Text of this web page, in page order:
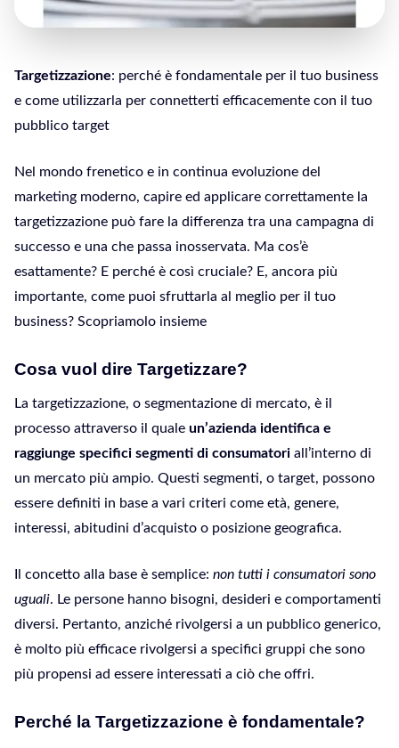
Targetizzazione: perché è fondamentale per il tuo business
e come utilizzarla per connetterti efficacemente con il tuo
pubblico target
Nel mondo frenetico e in continua evoluzione del
marketing moderno, capire ed applicare correttamente la
targetizzazione può fare la differenza tra una campagna di
successo e una che passa inosservata. Ma cos’è
esattamente? E perché è così cruciale? E, ancora più
importante, come puoi sfruttarla al meglio per il tuo
business? Scopriamolo insieme
Cosa vuol dire Targetizzare?
La targetizzazione, o segmentazione di mercato, è il
processo attraverso il quale un’azienda identifica e
raggiunge specifici segmenti di consumatori all’interno di
un mercato più ampio. Questi segmenti, o target, possono
essere definiti in base a vari criteri come età, genere,
interessi, abitudini d’acquisto o posizione geografica.
Il concetto alla base è semplice: non tutti i consumatori sono
uguali. Le persone hanno bisogni, desideri e comportamenti
diversi. Pertanto, anziché rivolgersi a un pubblico generico,
è molto più efficace rivolgersi a specifici gruppi che sono
più propensi ad essere interessati a ciò che offri.
Perché la Targetizzazione è fondamentale?